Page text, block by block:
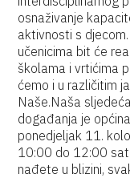
osnaživanje
aktivnosti s
učenicima bit će
školama i vrtićima
ćemo i u različitim
Naše.Naša
događanja je
ponedjeljak 11.
10:00 do 12:00
nađete u blizini,